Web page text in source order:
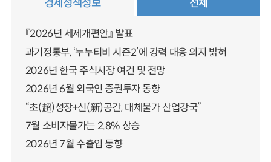
경제정책정보 전체
『2026년 세제개편안』 발표
과기정통부, ‘누누티비 시즌2’에 강력 대응 의지 밝혀
2026년 한국 주식시장 여건 및 전망
2026년 6월 외국인 증권투자 동향
“초(超)성장+신(新)공간, 대체불가 산업강국”
7월 소비자물가는 2.8% 상승
2026년 7월 수출입 동향